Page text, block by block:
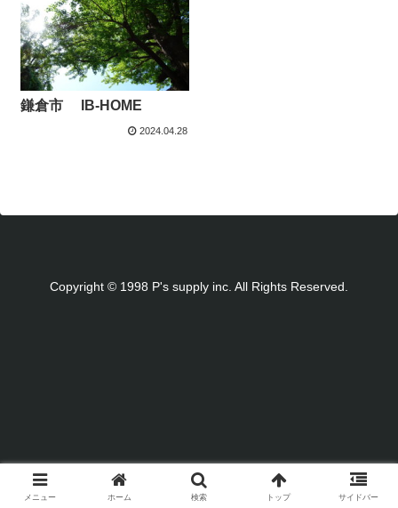
鎌倉市 IB-HOME
2024.04.28
Copyright © 1998 P's supply inc. All Rights Reserved.
メニュー ホーム 検索 トップ サイドバー